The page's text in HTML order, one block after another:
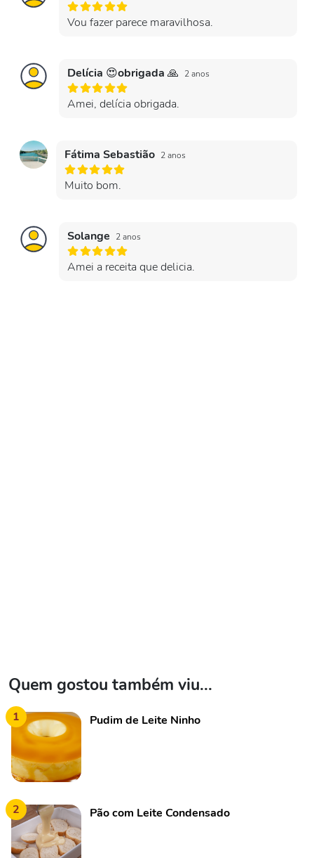
Vou fazer parece maravilhosa.
Delícia 😍obrigada 🙏 2 anos
Amei, delícia obrigada.
Fátima Sebastião 2 anos
Muito bom.
Solange 2 anos
Amei a receita que delicia.
Quem gostou também viu...
1 Pudim de Leite Ninho
2 Pão com Leite Condensado